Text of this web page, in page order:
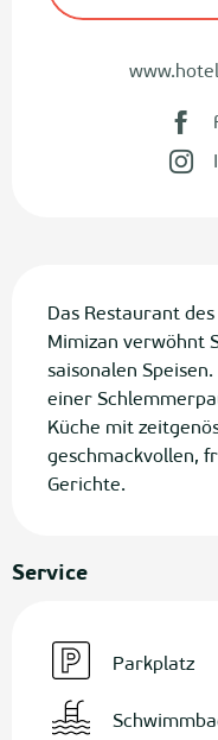
Das Restaurant
Mimizan verwöhnt
saisonalen
einer
Küche mit
geschmackvollen,
Gerichte.
Service
Parkplatz